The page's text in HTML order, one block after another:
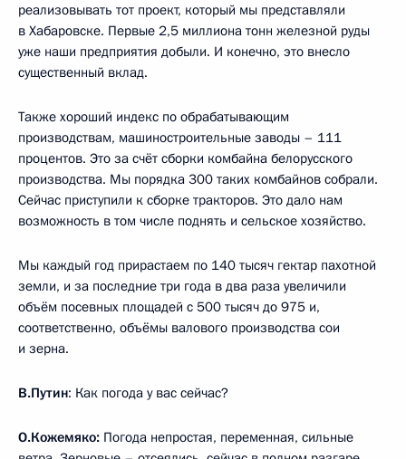
реализовывать тот проект, который мы представляли
в Хабаровске. Первые 2,5 миллиона тонн железной руды
уже наши предприятия добыли. И конечно, это внесло
существенный вклад.
Также хороший индекс по обрабатывающим
производствам, машиностроительные заводы – 111
процентов. Это за счёт сборки комбайна белорусского
производства. Мы порядка 300 таких комбайнов собрали.
Сейчас приступили к сборке тракторов. Это дало нам
возможность в том числе поднять и сельское хозяйство.
Мы каждый год прирастаем по 140 тысяч гектар пахотной
земли, и за последние три года в два раза увеличили
объём посевных площадей с 500 тысяч до 975 и,
соответственно, объёмы валового производства сои
и зерна.
В.Путин: Как погода у вас сейчас?
О.Кожемяко: Погода непростая, переменная, сильные